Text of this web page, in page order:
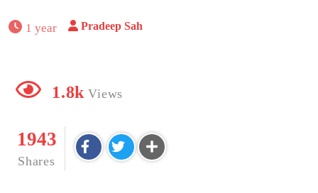
1 year Pradeep Sah
1.8k Views
1943
Shares